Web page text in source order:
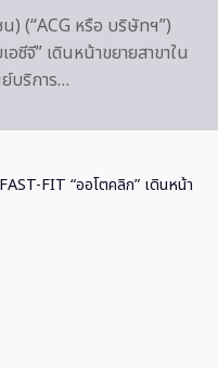
) (“ACG หรือ บริษัทฯ”)
ซีจี” เดินหน้าขยายสาขาใน
บริการ…
FIT “ออโตคลิก” เดินหน้า